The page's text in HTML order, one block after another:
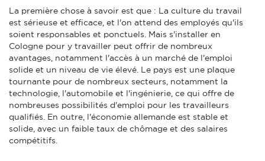
La première chose à savoir est que : La culture du travail
est sérieuse et efficace, et l'on attend des employés qu'ils
soient responsables et ponctuels. Mais s'installer en
Cologne pour y travailler peut offrir de nombreux
avantages, notamment l'accès à un marché de l'emploi
solide et un niveau de vie élevé. Le pays est une plaque
tournante pour de nombreux secteurs, notamment la
technologie, l'automobile et l'ingénierie, ce qui offre de
nombreuses possibilités d'emploi pour les travailleurs
qualifiés. En outre, l'économie allemande est stable et
solide, avec un faible taux de chômage et des salaires
compétitifs.